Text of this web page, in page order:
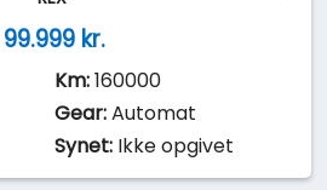
99.999 kr.
Km:160000
Gear:Automat
Synet: Ikke opgivet